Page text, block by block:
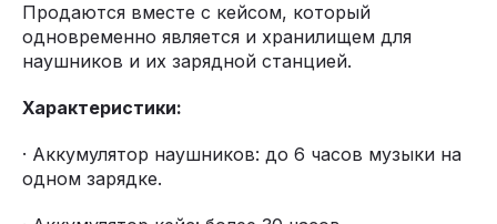
Продаются вместе с кейсом, который
одновременно является и хранилищем для
наушников и их зарядной станцией.
Характеристики:
· Аккумулятор наушников: до 6 часов музыки на
одном зарядке.